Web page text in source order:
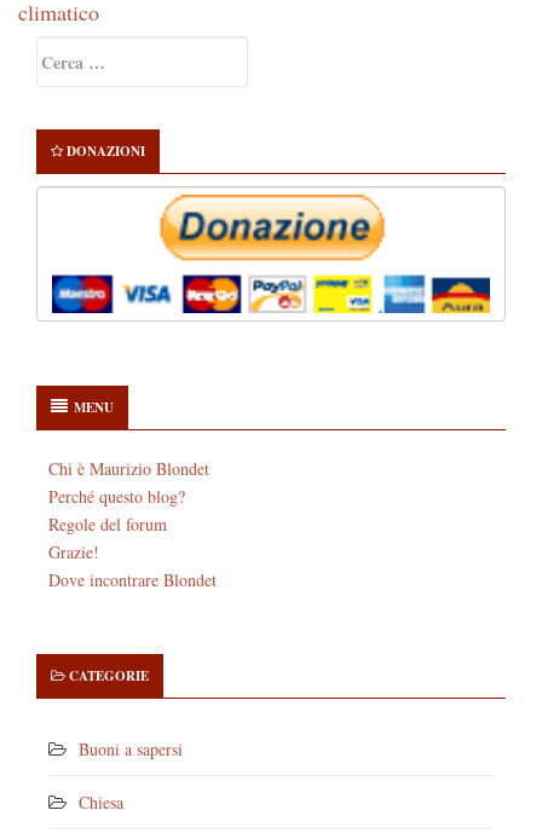
climatico
Sidebar
per:
DONAZIONI
MENU
Chi è Maurizio Blondet
Perché questo blog?
Regole del forum
Grazie!
Dove incontrare Blondet
CATEGORIE
Buoni a sapersi
Chiesa